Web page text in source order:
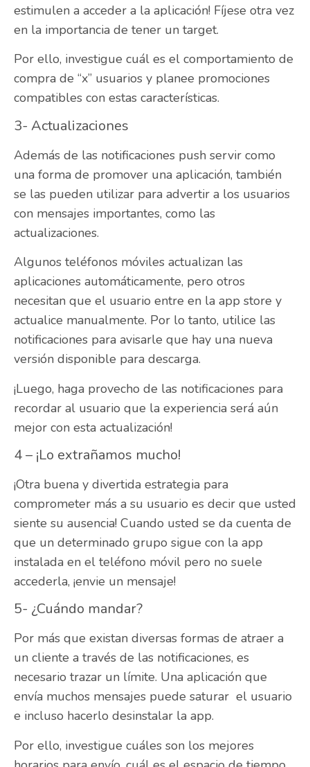
estimulen a acceder a la aplicación! Fíjese otra vez
en la importancia de tener un target.
Por ello, investigue cuál es el comportamiento de
compra de “x” usuarios y planee promociones
compatibles con estas características.
3- Actualizaciones
Además de las notificaciones push servir como
una forma de promover una aplicación, también
se las pueden utilizar para advertir a los usuarios
con mensajes importantes, como las
actualizaciones.
Algunos teléfonos móviles actualizan las
aplicaciones automáticamente, pero otros
necesitan que el usuario entre en la app store y
actualice manualmente. Por lo tanto, utilice las
notificaciones para avisarle que hay una nueva
versión disponible para descarga.
¡Luego, haga provecho de las notificaciones para
recordar al usuario que la experiencia será aún
mejor con esta actualización!
4 – ¡Lo extrañamos mucho!
¡Otra buena y divertida estrategia para
comprometer más a su usuario es decir que usted
siente su ausencia! Cuando usted se da cuenta de
que un determinado grupo sigue con la app
instalada en el teléfono móvil pero no suele
accederla, ¡envie un mensaje!
5- ¿Cuándo mandar?
Por más que existan diversas formas de atraer a
un cliente a través de las notificaciones, es
necesario trazar un límite. Una aplicación que
envía muchos mensajes puede saturar el usuario
e incluso hacerlo desinstalar la app.
Por ello, investigue cuáles son los mejores